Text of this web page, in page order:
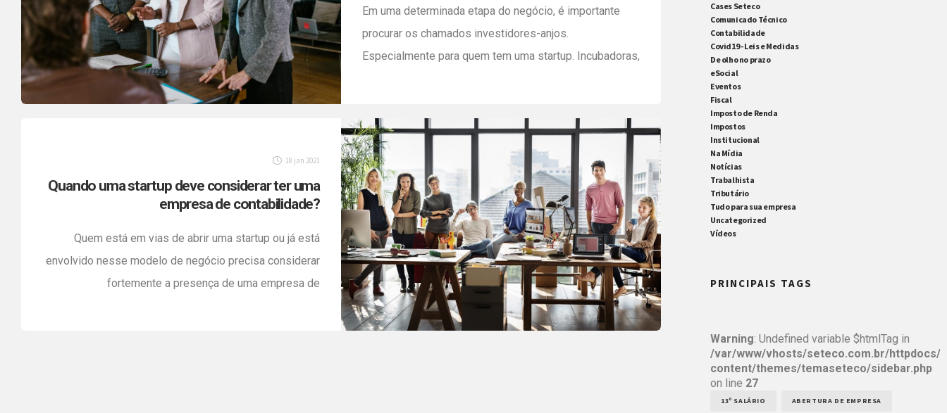
Em uma determinada etapa do negócio, é importante
procurar os chamados investidores-anjos.
Especialmente para quem tem uma startup. Incubadoras,
liberar capital para pequenos negócios. Antes disso, a
orientação sempre é você procurar ajuda de um
profissional contábil para fazer uma avaliação […]
18 jan 2021
Quando uma startup deve considerar ter uma
empresa de contabilidade?
Quem está em vias de abrir uma startup ou já está
envolvido nesse modelo de negócio precisa considerar
fortemente a presença de uma empresa de
Cases Seteco
Comunicado Técnico
Contabilidade
Covid19 - Leis e Medidas
De olho no prazo
eSocial
Eventos
Fiscal
Imposto de Renda
Impostos
Institucional
Na Mídia
Notícias
Trabalhista
Tributário
Tudo para sua empresa
Uncategorized
Vídeos
PRINCIPAIS TAGS
Warning: Undefined variable $htmlTag in
/var/www/vhosts/seteco.com.br/httpdocs/
content/themes/temaseteco/sidebar.php
on line 27
13º SALÁRIO ABERTURA DE EMPRESA